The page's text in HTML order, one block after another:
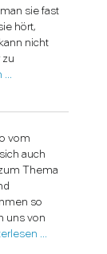
sie fast
hört,
nicht
zu
…
vom
auch
Thema
so
uns von
…